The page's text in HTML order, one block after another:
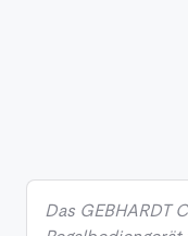
Das GEBHARDT